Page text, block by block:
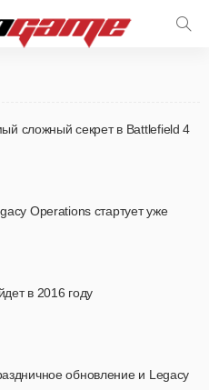
сложный секрет в Battlefield 4
Operations стартует уже
в 2016 году
обновление и Legacy